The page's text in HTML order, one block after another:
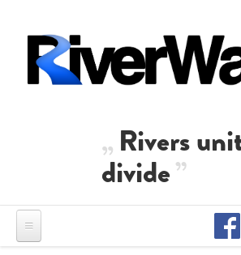
Rivers
divide